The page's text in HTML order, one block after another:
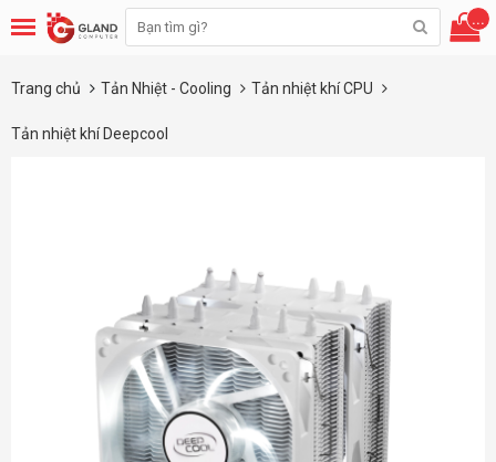
...
Trang chủ Tản Nhiệt - Cooling Tản nhiệt khí CPU
Tản nhiệt khí Deepcool